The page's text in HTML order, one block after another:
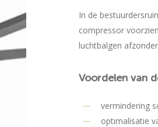
In de
compressor
luchtbalgen
Voordelen van
vermindering
optimalisatie